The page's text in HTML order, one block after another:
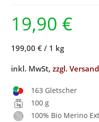
19,90 €
199,00 € / 1 kg
inkl. MwSt,zzgl.
163 Gletscher
100 g
100% Bio Merino